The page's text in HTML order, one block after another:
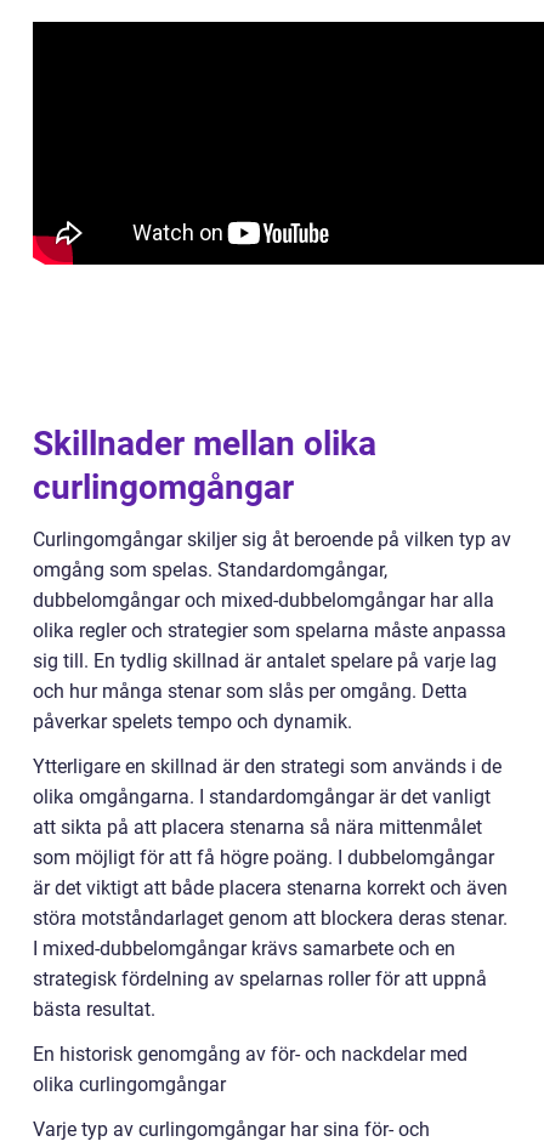
Skillnader mellan olika
curlingomgångar
Curlingomgångar skiljer sig åt beroende på vilken typ av
omgång som spelas. Standardomgångar,
dubbelomgångar och mixed-dubbelomgångar har alla
olika regler och strategier som spelarna måste anpassa
sig till. En tydlig skillnad är antalet spelare på varje lag
och hur många stenar som slås per omgång. Detta
påverkar spelets tempo och dynamik.
Ytterligare en skillnad är den strategi som används i de
olika omgångarna. I standardomgångar är det vanligt
att sikta på att placera stenarna så nära mittenmålet
som möjligt för att få högre poäng. I dubbelomgångar
är det viktigt att både placera stenarna korrekt och även
störa motståndarlaget genom att blockera deras stenar.
I mixed-dubbelomgångar krävs samarbete och en
strategisk fördelning av spelarnas roller för att uppnå
bästa resultat.
En historisk genomgång av för- och nackdelar med
olika curlingomgångar
Varje typ av curlingomgångar har sina för- och